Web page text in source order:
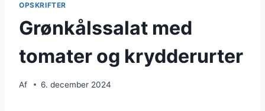
OPSKRIFTER
Grønkålssalat med
tomater og krydderurter
Af 6. december 2024